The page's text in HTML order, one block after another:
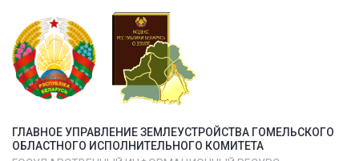
ГЛАВНОЕ УПРАВЛЕНИЕ ЗЕМЛЕУСТРОЙСТВА ГОМЕЛЬСКОГО
ОБЛАСТНОГО ИСПОЛНИТЕЛЬНОГО КОМИТЕТА